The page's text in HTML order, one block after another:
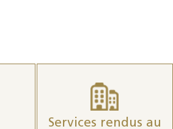
Services rendus au